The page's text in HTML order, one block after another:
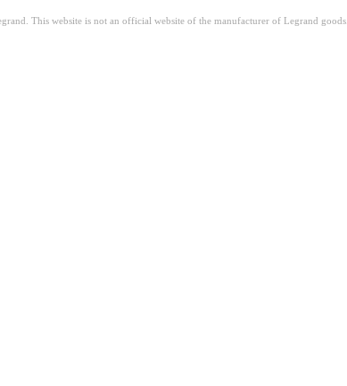
This website is not an official website of the manufacturer of Legrand goods.